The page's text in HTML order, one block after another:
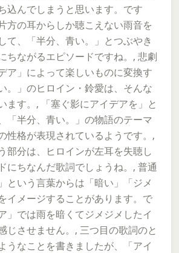
込んでしまうと思います。です
方の耳からしか聴こえない雨音を
て、「半分、青い。」とつぶやき
ちながるエピソードですね。, 悲劇
ア」によって楽しいものに変換す
。」のヒロイン・鈴愛は、そんな
ます。, 「塞ぐ影にアイデアを」と
「半分、青い。」の物語のテーマ
性格が表現されているようです。,
部分は、ヒロインが左耳を失聴し
にちなんだ歌詞でしょうね。, 普通
という言葉からは「暗い」「ジメ
イメージすることがあります。で
」では雨を暗くてジメジメしたイ
じさせません。, 三つ目の歌詞のと
うなことを書きましたが、「アイ